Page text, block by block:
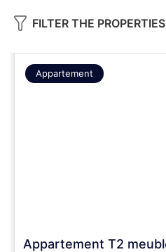
FILTER THE PROPERTIES
Appartement